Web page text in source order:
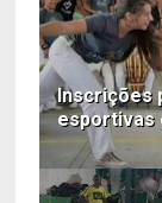
Inscrições
esportivas